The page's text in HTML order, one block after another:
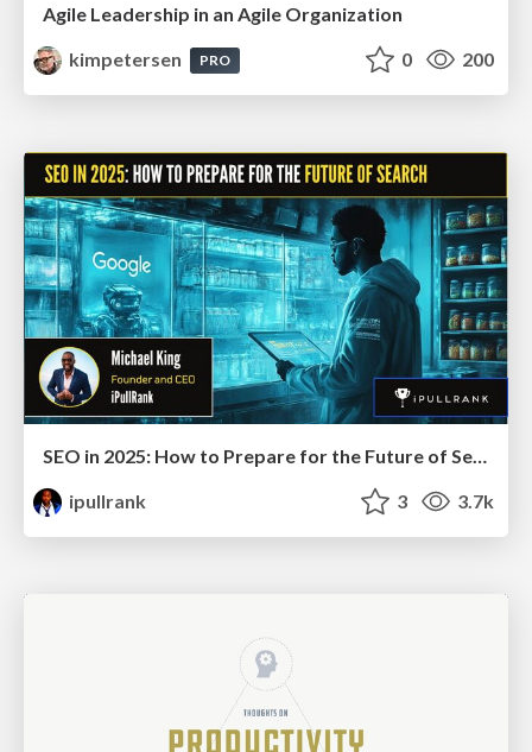
Agile Leadership in an Agile Organization
kimpetersen
PRO 0 200
SEO in 2025: How to Prepare for the Future of Search
ipullrank
3 3.7k